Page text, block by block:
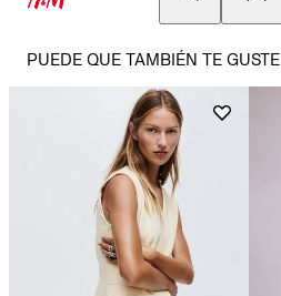
PUEDE QUE TAMBIÉN TE GUSTE